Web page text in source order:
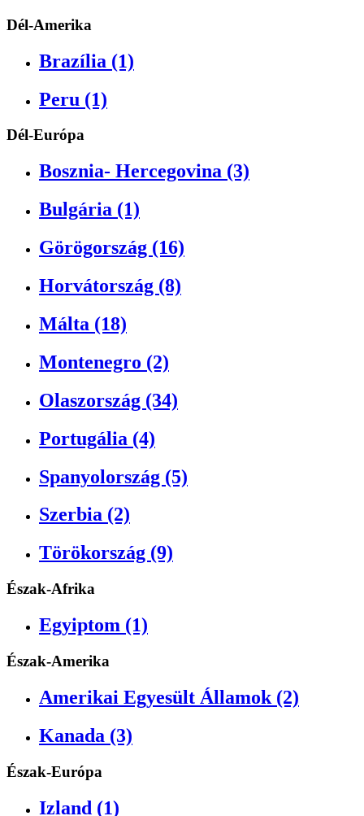
Dél-Amerika
Brazília (1)
Peru (1)
Dél-Európa
Bosznia- Hercegovina (3)
Bulgária (1)
Görögország (16)
Horvátország (8)
Málta (18)
Montenegro (2)
Olaszország (34)
Portugália (4)
Spanyolország (5)
Szerbia (2)
Törökország (9)
Észak-Afrika
Egyiptom (1)
Észak-Amerika
Amerikai Egyesült Államok (2)
Kanada (3)
Észak-Európa
Izland (1)